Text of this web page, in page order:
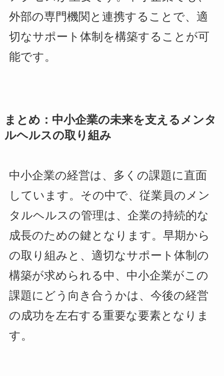
外部の専門機関と連携することで、適
切なサポート体制を構築することが可
能です。
まとめ：中小企業の未来を支えるメンタ
ルヘルスの取り組み
中小企業の経営は、多くの課題に直面
しています。その中で、従業員のメン
タルヘルスの管理は、企業の持続的な
成長のための鍵となります。早期から
の取り組みと、適切なサポート体制の
構築が求められる中、中小企業がこの
課題にどう向き合うかは、今後の経営
の成功を左右する重要な要素となりま
す。